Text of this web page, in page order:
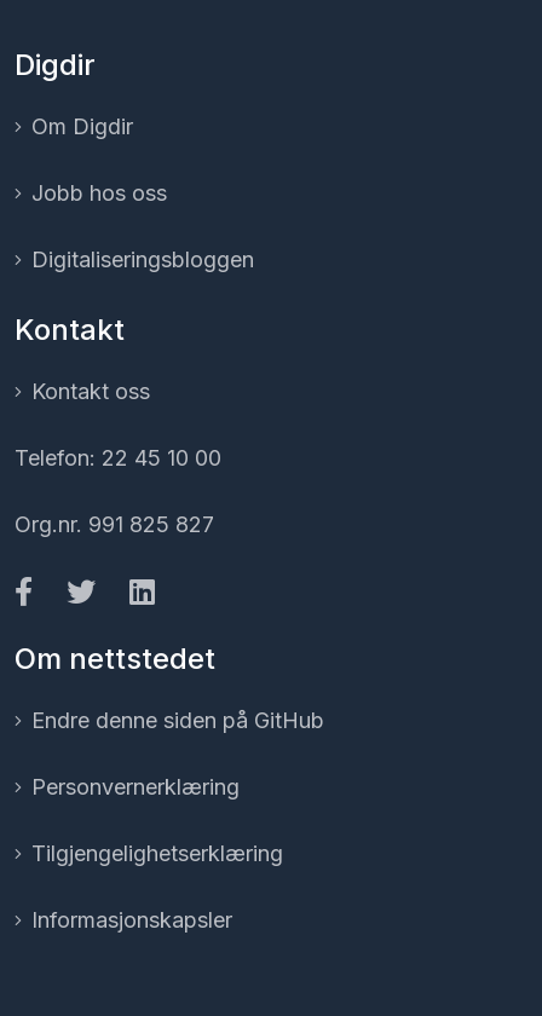
Digdir
Om Digdir
Jobb hos oss
Digitaliserings­bloggen
Kontakt
Kontakt oss
Telefon: 22 45 10 00
Org.nr. 991 825 827
Om nettstedet
Endre denne siden på GitHub
Personvernerklæring
Tilgjengelighetserklæring
Informasjonskapsler